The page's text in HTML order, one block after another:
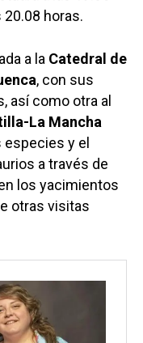
20.08 horas.
a la Catedral de
, con sus
así como otra al
La Mancha
y el
a través de
los yacimientos
otras visitas